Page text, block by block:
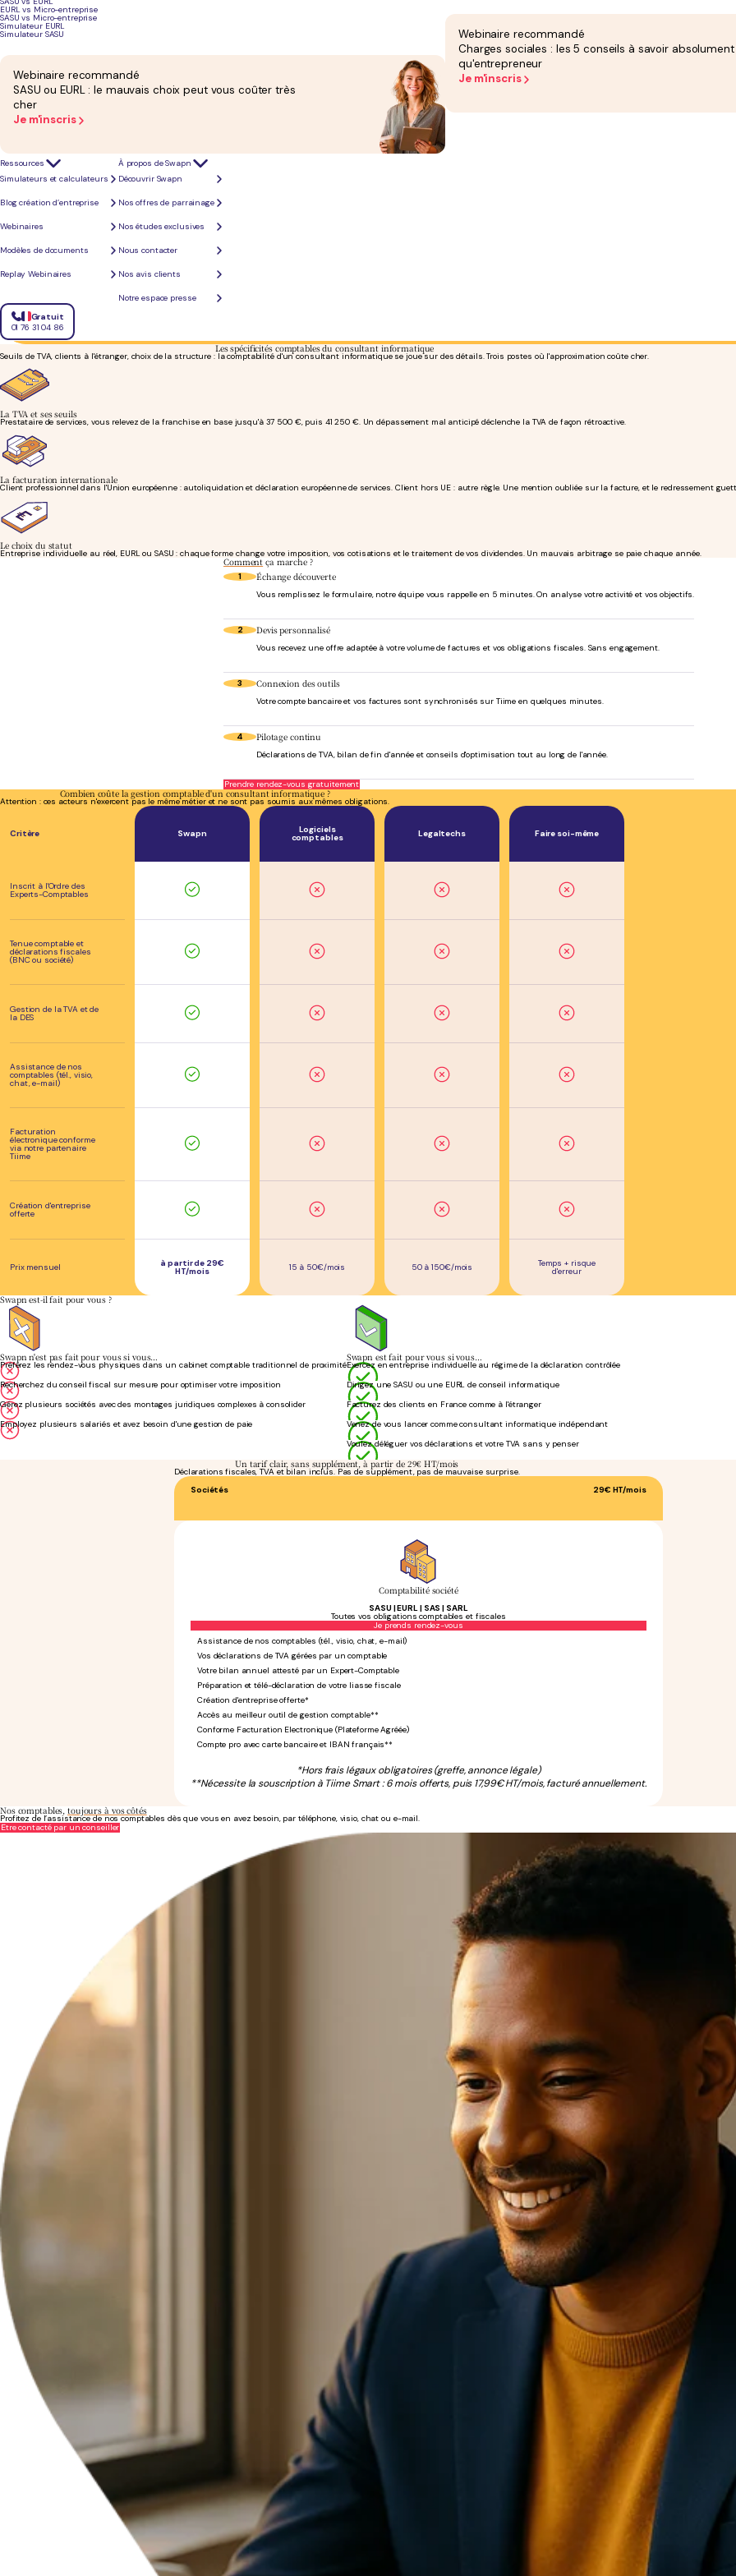
EURL vs Micro-entreprise
SASU vs Micro-entreprise
Simulateur EURL
Simulateur SASU
Webinaire recommandé
SASU ou EURL : le mauvais choix peut vous coûter très
cher
Je m'inscris
Webinaire recommandé
Charges sociales : les 5 conseils à savoir
qu'entrepreneur
Je m'inscris
Ressources
Simulateurs et calculateurs
Blog création d’entreprise
Webinaires
Modèles de documents
Replay Webinaires
À propos de Swapn
Découvrir Swapn
Nos offres de parrainage
Nos études exclusives
Nous contacter
Nos avis clients
Notre espace presse
Gratuit
01 76 31 04 86
Prestations internationales
Autoliquidation intra-UE, déclaration européenne de services, clients hors UE : chaque facture est traitée correctement, avec les mentions obligatoires.
Facturation électronique
La réception de factures électroniques devient obligatoire en septembre 2026. L'offre reste conforme à cette obligation via notre partenaire Tiime, plateforme agréée.
Les spécificités comptables du consultant informatique
Seuils de TVA, clients à l'étranger, choix de la structure : la comptabilité d'un consultant informatique se joue sur des détails. Trois postes où l'approximation coûte cher.
La TVA et ses seuils
Prestataire de services, vous relevez de la franchise en base jusqu'à 37 500 €, puis 41 250 €. Un dépassement mal anticipé déclenche la TVA de façon rétroactive.
La facturation internationale
Client professionnel dans l'Union européenne : autoliquidation et déclaration européenne de services. Client hors UE : autre règle. Une mention oubliée sur la facture, et le redressement
Le choix du statut
Entreprise individuelle au réel, EURL ou SASU : chaque forme change votre imposition, vos cotisations et le traitement de vos dividendes. Un mauvais arbitrage se paie chaque année.
Comment ça marche ?
1 Échange découverte
Vous remplissez le formulaire, notre équipe vous rappelle en 5 minutes. On analyse votre activité et vos objectifs.
2 Devis personnalisé
Vous recevez une offre adaptée à votre volume de factures et vos obligations fiscales. Sans engagement.
3 Connexion des outils
Votre compte bancaire et vos factures sont synchronisés sur Tiime en quelques minutes.
4 Pilotage continu
Déclarations de TVA, bilan de fin d'année et conseils d'optimisation tout au long de l'année.
Prendre rendez-vous gratuitement
Combien coûte la gestion comptable d'un consultant informatique ?
Attention : ces acteurs n'exercent pas le même métier et ne sont pas soumis aux mêmes obligations.
Critère Swapn Logiciels
comptables Legaltechs Faire soi-même
Inscrit à l'Ordre des
Experts-Comptables
Tenue comptable et
déclarations fiscales
(BNC ou société)
Gestion de la TVA et de
la DES
Assistance de nos
comptables (tél., visio,
chat, e-mail)
Facturation
électronique conforme
via notre partenaire
Tiime
Création d'entreprise
offerte
Prix mensuel à partir de 29€
HT/mois 15 à 50€/mois 50 à 150€/mois Temps + risque
d'erreur
Swapn est-il fait pour vous ?
Swapn n'est pas fait pour vous si vous…
Préférez les rendez-vous physiques dans un cabinet comptable traditionnel de proximité
Recherchez du conseil fiscal sur mesure pour optimiser votre imposition
Gérez plusieurs sociétés avec des montages juridiques complexes à consolider
Employez plusieurs salariés et avez besoin d'une gestion de paie
Swapn est fait pour vous si vous…
Exercez en entreprise individuelle au régime de la déclaration contrôlée
Dirigez une SASU ou une EURL de conseil informatique
Facturez des clients en France comme à l'étranger
Venez de vous lancer comme consultant informatique indépendant
Voulez déléguer vos déclarations et votre TVA sans y penser
Un tarif clair, sans supplément, à partir de 29€ HT/mois
Déclarations fiscales, TVA et bilan inclus. Pas de supplément, pas de mauvaise surprise.
Sociétés
29€ HT/mois
Comptabilité société
SASU | EURL | SAS | SARL
Toutes vos obligations comptables et fiscales
Je prends rendez-vous
Sans engagement
Assistance de nos comptables (tél., visio, chat, e-mail)
Vos déclarations de TVA gérées par un comptable
Votre bilan annuel attesté par un Expert-Comptable
Préparation et télé-déclaration de votre liasse fiscale
Création d'entreprise offerte*
Accès au meilleur outil de gestion comptable**
Conforme Facturation Electronique (Plateforme Agréée)
Compte pro avec carte bancaire et IBAN français**
*Hors frais légaux obligatoires (greffe, annonce légale)
**Nécessite la souscription à Tiime Smart : 6 mois offerts, puis 17,99€ HT/mois, facturé annuellement.
Nos comptables,toujours à vos côtés
Profitez de l’assistance de nos comptables dès que vous en avez besoin, par téléphone, visio, chat ou e-mail.
Être contacté par un conseiller